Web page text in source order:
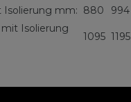
Isolierung mm: 880 994
Isolierung
1095 1195